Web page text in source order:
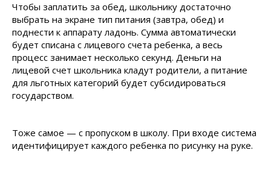
Чтобы заплатить за обед, школьнику достаточно
выбрать на экране тип питания (завтра, обед) и
поднести к аппарату ладонь. Сумма автоматически
будет списана с лицевого счета ребенка, а весь
процесс занимает несколько секунд. Деньги на
лицевой счет школьника кладут родители, а питание
для льготных категорий будет субсидироваться
государством.
Тоже самое — с пропуском в школу. При входе система
идентифицирует каждого ребенка по рисунку на руке.